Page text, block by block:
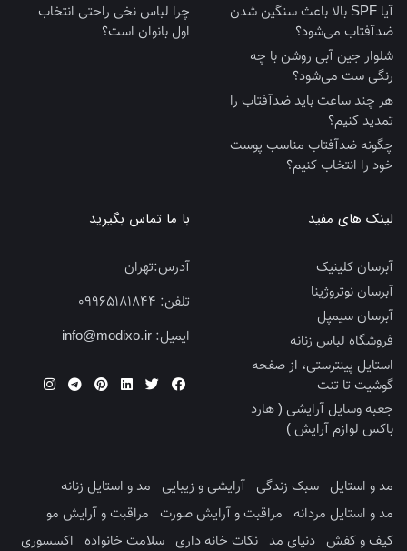
آیا SPF بالا باعث سنگین شدن
ضدآفتاب می‌شود؟
شلوار جین آبی روشن با چه
رنگی ست می‌شود؟
هر چند ساعت باید ضدآفتاب را
تمدید کنیم؟
چگونه ضدآفتاب مناسب پوست
خود را انتخاب کنیم؟
چرا لباس نخی راحتی انتخاب
اول بانوان است؟
لینک های مفید
آبرسان کلینیک
آبرسان نوتروژینا
آبرسان سیمپل
فروشگاه لباس زنانه
استایل پینترستی، از صفحه
گوشیت تا تنت
جعبه وسایل آرایشی ( هارد
باکس لوازم آرایش )
با ما تماس بگیرید
آدرس:تهران
تلفن:
ایمیل:
مد و استایل سبک زندگی آرایشی و زیبایی
مد و استایل زنانه
مد و استایل مردانه
مراقبت و آرایش صورت مراقبت و آرایش مو
کیف و کفش دنیای مد نکات خانه داری سلامت خانواده اکسسوری